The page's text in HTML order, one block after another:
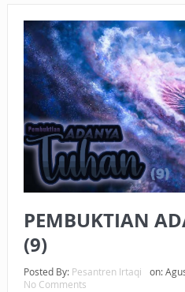
APA HUKUM MEMPERCEPAT
SEBELUM TIBA SAAT WAJIB?
HAKIKAT NIKMAT DI DUNIA!
BAGAIMANA CARA
UANG HARAM BISA MENJADI
KEPEMILIKANNYA BERUBAH
BAHASA CINTA KARENA ALLAH
HUKUM MEMBAYAR ZAKAT
PEMBUKTIAN
(9)
Posted By: Pesantren Irtaqi on:
No Comments